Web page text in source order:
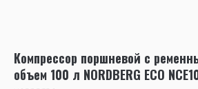
Компрессор поршневой с
объем 100 л NORDBERG ECO